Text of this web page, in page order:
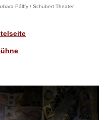
Pálffy / Schubert Theater